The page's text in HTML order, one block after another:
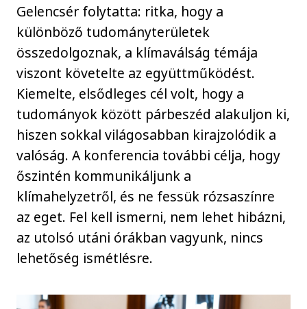
Gelencsér folytatta: ritka, hogy a
különböző tudományterületek
összedolgoznak, a klímaválság témája
viszont követelte az együttműködést.
Kiemelte, elsődleges cél volt, hogy a
tudományok között párbeszéd alakuljon ki,
hiszen sokkal világosabban kirajzolódik a
valóság. A konferencia további célja, hogy
őszintén kommunikáljunk a
klímahelyzetről, és ne fessük rózsaszínre
az eget. Fel kell ismerni, nem lehet hibázni,
az utolsó utáni órákban vagyunk, nincs
lehetőség ismétlésre.